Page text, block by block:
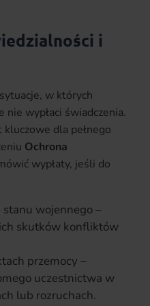
i
w których
wypłaci świadczenia.
dla pełnego
Ochrona
wypłaty, jeśli do
wojennego –
skutków konfliktów
przemocy –
uczestnictwa w
lub rozruchach.